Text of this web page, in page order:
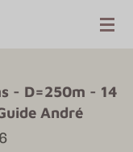
- D=250m - 14
André